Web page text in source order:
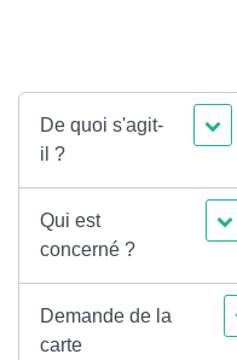
De quoi s'agit-
il ?
Qui est
concerné ?
Demande de la
carte